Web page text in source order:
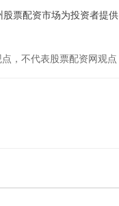
票配资市场为投资者提供
，不代表股票配资网观点